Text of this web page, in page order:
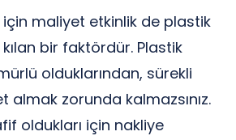
için maliyet etkinlik de plastik
bir faktördür. Plastik
olduklarından, sürekli
almak zorunda kalmazsınız.
oldukları için nakliye